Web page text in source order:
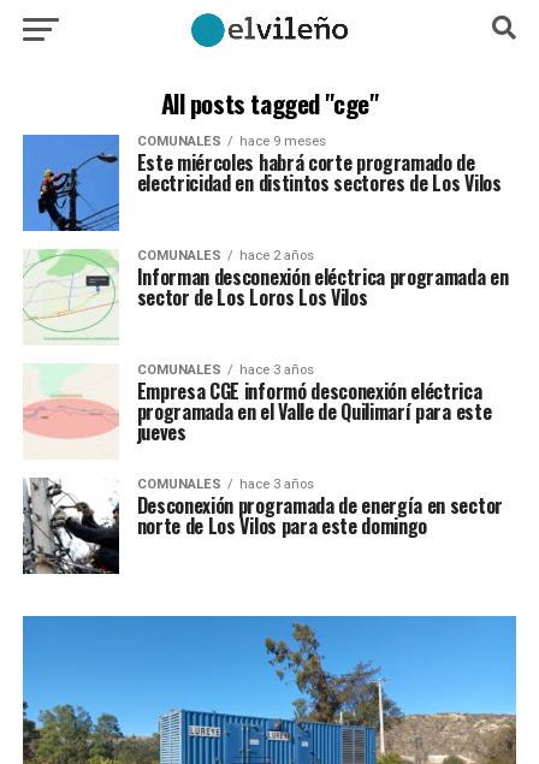
All posts tagged "cge"
COMUNALES hace 9 meses
Este miércoles habrá corte programado de
electricidad en distintos sectores de Los Vilos
COMUNALES hace 2 años
Informan desconexión eléctrica programada en
sector de Los Loros Los Vilos
COMUNALES hace 3 años
Empresa CGE informó desconexión eléctrica
programada en el Valle de Quilimarí para este
jueves
COMUNALES hace 3 años
Desconexión programada de energía en sector
norte de Los Vilos para este domingo